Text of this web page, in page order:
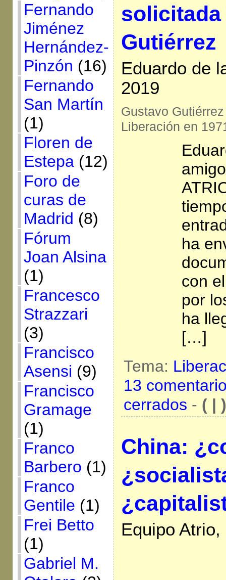
Fernando
Jiménez
Hernández-
Pinzón (16)
Fernando
San Martín
(1)
Floren de
Estepa(12)
Foro de
curas de
Madrid (8)
Fórum
Joan Alsina
(1)
Francesco
Strazzari
(3)
Francisco
Asensi (9)
Francisco
Gramage
(1)
Franco
Barbero (1)
Franco
Gentile (1)
Frei Betto
(1)
Gabriel M.
Gutiérrez
Eduardo de
2019
Gustavo
Liberación en
ha
con
por
ha
[…]
Tema:
13
cerrados - ( | )
China:
Equipo